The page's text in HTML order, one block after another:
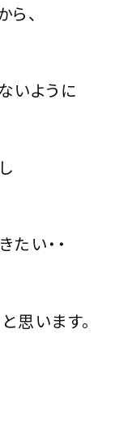
、
いように
い・・
思います。